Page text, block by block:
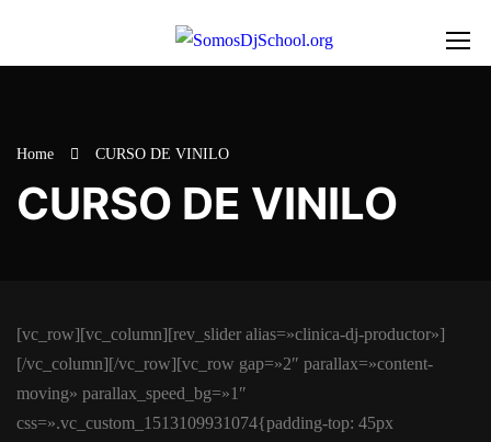
Home CURSO DE VINILO
CURSO DE VINILO
[vc_row][vc_column][rev_slider alias=»clinica-dj-productor»]
[/vc_column][/vc_row][vc_row gap=»2″ parallax=»content-
moving» parallax_speed_bg=»1″
css=».vc_custom_1513109931074{padding-top: 45px